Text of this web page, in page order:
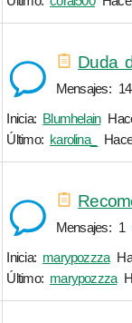
Duda
Mensajes 14
Inicia: Blumhelain
Último: karolina_
Mensajes 1
Inicia: marypozzza
Último: marypozzza